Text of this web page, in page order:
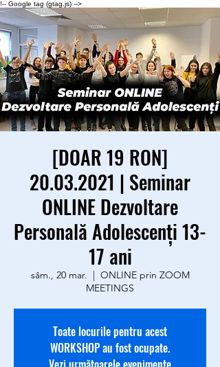
!-- Google tag (gtag.js) -->
[DOAR 19 RON]
20.03.2021 | Seminar
ONLINE Dezvoltare
Personală Adolescenţi 13-
17 ani
sâm., 20 mar.
  |
ONLINE prin ZOOM
MEETINGS
Toate locurile pentru acest
WORKSHOP au fost ocupate.